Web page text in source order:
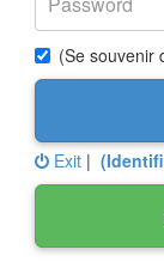
(Se souvenir
Exit |